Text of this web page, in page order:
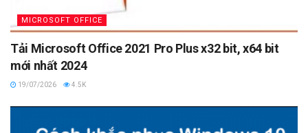
MICROSOFT OFFICE
Tải Microsoft Office 2021 Pro Plus x32 bit, x64 bit
mới nhất 2024
19/07/2026 4.5K